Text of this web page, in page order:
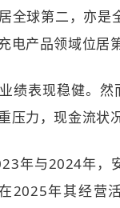
全球第二，亦是
电产品领域位居第
绩表现稳健。
压力，现金流状
年与2024年，
2025年其经营